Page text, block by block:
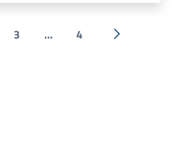
3 ... 4 Successiva